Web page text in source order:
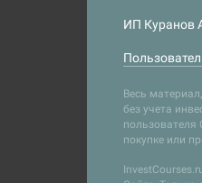
ИП Куранов
Весь
без учета
пользователя
покупке или